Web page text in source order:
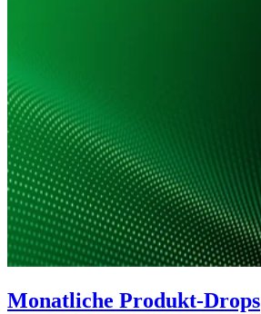
Monatliche Produkt-Drops